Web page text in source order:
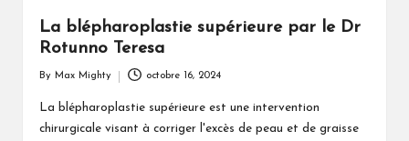
La blépharoplastie supérieure par le Dr
Rotunno Teresa
by
By Max Mighty octobre 16, 2024
La blépharoplastie supérieure est une intervention
chirurgicale visant à corriger l'excès de peau et de graisse